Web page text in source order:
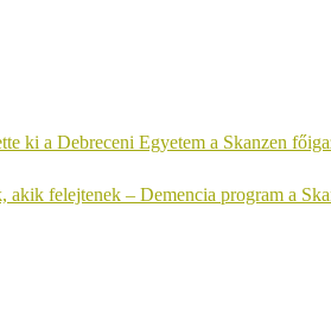
ki a Debreceni Egyetem a Skanzen
akik felejtenek – Demencia program a